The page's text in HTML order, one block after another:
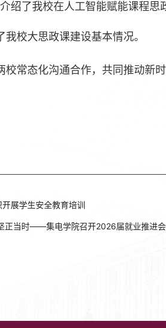
绍了我校在人工智能赋能课程
校大思政课建设基本情况。
校常态化沟通合作，共同推动新
展学生安全教育培训
正当时——集电学院召开2026届就业推进会